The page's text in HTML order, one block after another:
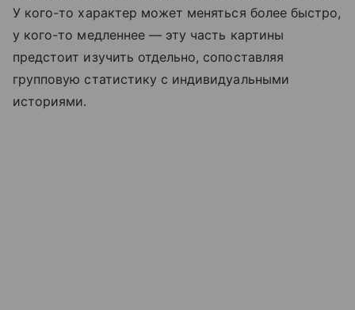
У кого-то характер может меняться более быстро,
у кого-то медленнее — эту часть картины
предстоит изучить отдельно, сопоставляя
групповую статистику с индивидуальными
историями.